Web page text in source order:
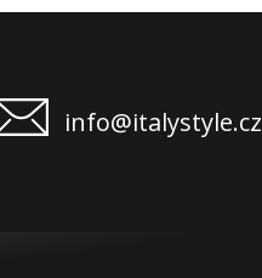
info@italystyle.cz